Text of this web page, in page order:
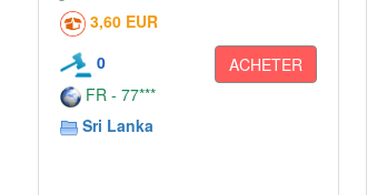
3,60 EUR
0
ACHETER
FR - 77***
Sri Lanka